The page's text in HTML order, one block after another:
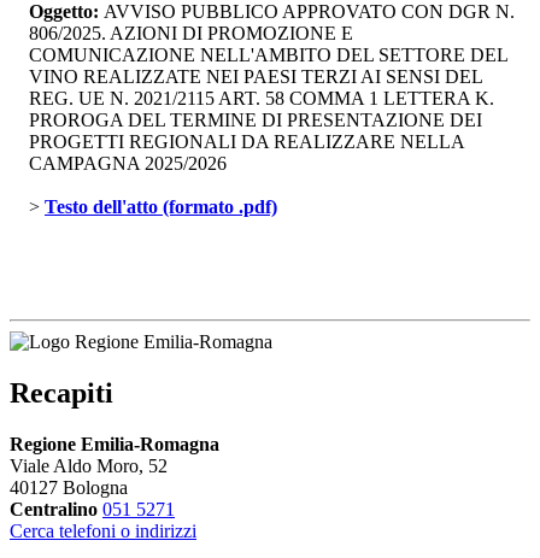
Oggetto: AVVISO PUBBLICO APPROVATO CON DGR N.
806/2025. AZIONI DI PROMOZIONE E
COMUNICAZIONE NELL'AMBITO DEL SETTORE DEL
VINO REALIZZATE NEI PAESI TERZI AI SENSI DEL
REG. UE N. 2021/2115 ART. 58 COMMA 1 LETTERA K.
PROROGA DEL TERMINE DI PRESENTAZIONE DEI
PROGETTI REGIONALI DA REALIZZARE NELLA
CAMPAGNA 2025/2026
> Testo dell'atto (formato .pdf)
Recapiti
Regione Emilia-Romagna
Viale Aldo Moro, 52
40127 Bologna
Centralino 051 5271
Cerca telefoni o indirizzi